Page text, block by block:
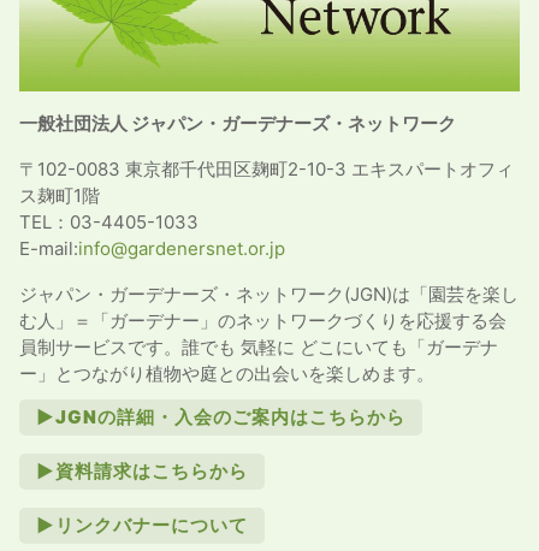
一般社団法人 ジャパン・ガーデナーズ・ネットワーク
〒102-0083 東京都千代田区麹町2-10-3 エキスパートオフィ
ス麹町1階
TEL：03-4405-1033
E-mail:info@gardenersnet.or.jp
ジャパン・ガーデナーズ・ネットワーク(JGN)は「園芸を楽し
む人」＝「ガーデナー」のネットワークづくりを応援する会
員制サービスです。誰でも 気軽に どこにいても「ガーデナ
ー」とつながり植物や庭との出会いを楽しめます。
►JGNの詳細・入会のご案内はこちらから
►資料請求はこちらから
►リンクバナーについて